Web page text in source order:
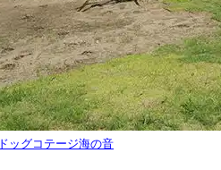
ドッグコテージ海の音